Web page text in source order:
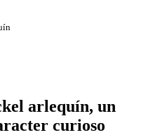
arlequín, un
curioso